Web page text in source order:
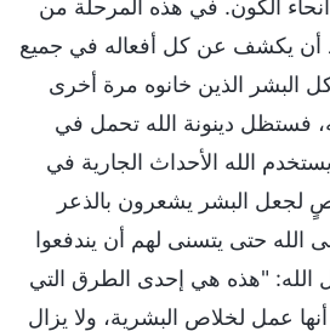
أنحاء الكون. في هذه المرحلة من
أن يكشف عن كل أفعاله في جميع
كل البشر الذين خانوه مرة أخرى
فستظل دينونة الله تحمل في
الله الأحداث الجارية في
لجعل البشر يشعرون بالذعر
الله حتى يتسنى لهم أن يندفعوا
الله: "هذه هي إحدى الطرق التي
عمل لخلاص البشرية، ولا يزال